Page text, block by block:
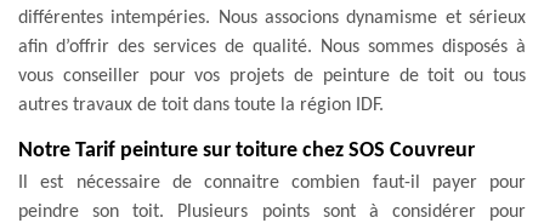
différentes intempéries. Nous associons dynamisme et sérieux
afin d’offrir des services de qualité. Nous sommes disposés à
vous conseiller pour vos projets de peinture de toit ou tous
autres travaux de toit dans toute la région IDF.
Notre Tarif peinture sur toiture chez SOS Couvreur
Il est nécessaire de connaitre combien faut-il payer pour
peindre son toit. Plusieurs points sont à considérer pour